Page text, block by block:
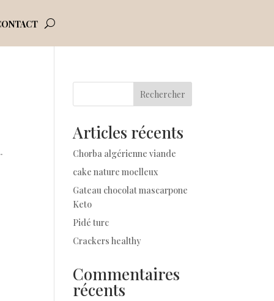
Rechercher
Articles récents
Chorba algérienne viande
cake nature moelleux
Gateau chocolat mascarpone
Keto
Pidé turc
Crackers healthy
Commentaires
récents